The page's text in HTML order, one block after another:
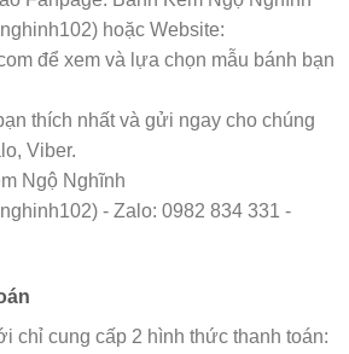
hoặc Website:
để xem và lựa chọn mẫu bánh bạn
thích nhất và gửi ngay cho chúng
Viber.
Ngộ Nghĩnh
- Zalo: 0982 834 331 -
chỉ cung cấp 2 hình thức thanh toán: